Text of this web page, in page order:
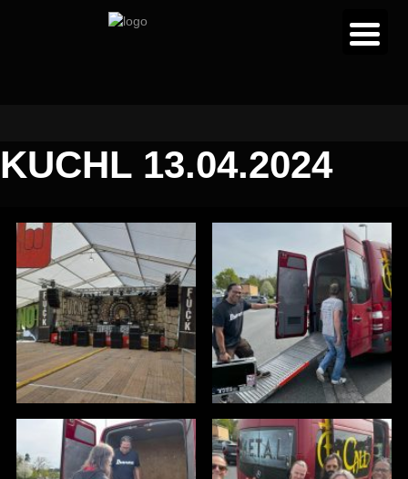
KUCHL 13.04.2024